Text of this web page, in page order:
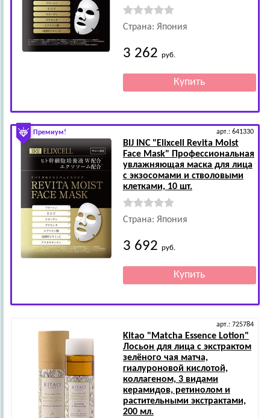
Страна: Япония
3 262 руб.
Премиум! арт.: 641330
BIJ INC"Elixcell Revita Moist
Face Mask" Профессиональная
увлажняющая маска для лица
с экзосомами и стволовыми
клетками, 10 шт.
Страна: Япония
3 692 руб.
арт.: 725784
Kitao "Matcha Essence Lotion"
Лосьон для лица с экстрактом
зелёного чая матча,
гиалуроновой кислотой,
коллагеном, 3 видами
керамидов, ретинолом и
растительными экстрактами,
200 мл.